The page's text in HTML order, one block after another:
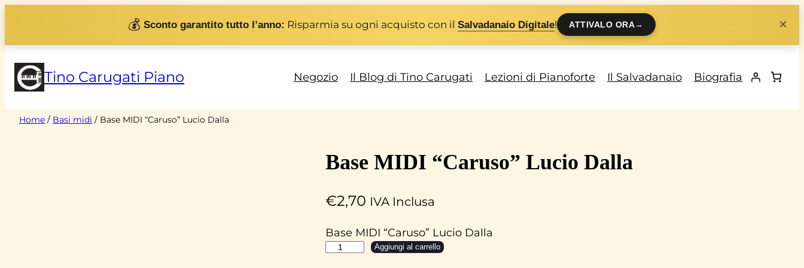
contenuto
💰 Sconto garantito tutto l’anno: Risparmia su ogni acquisto con ilSalvadanaio Digitale! ATTIVALO ORA→ ×
Tino Carugati Piano Negozio Il Blog di Tino Carugati Lezioni di Pianoforte Il Salvadanaio Biografia
Home / Basi midi / Base MIDI “Caruso” Lucio Dalla
Base MIDI “Caruso” Lucio Dalla
€2,70 IVA Inclusa
Base MIDI “Caruso” Lucio Dalla
Aggiungi al carrello